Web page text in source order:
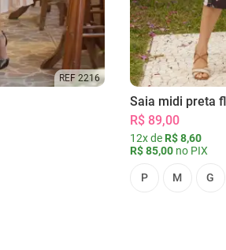
REF 2216
Saia midi preta
R$ 89,00
12x de R$ 8,60
R$ 85,00no PIX
P M G